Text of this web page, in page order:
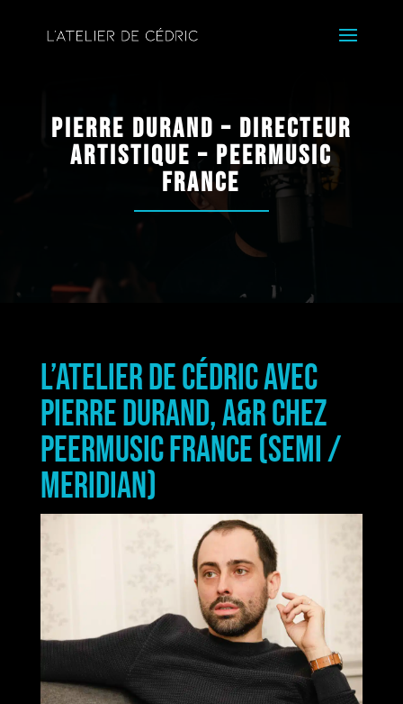
Pierre Durand – Directeur
Artistique – Peermusic
France
L’Atelier de Cédric avec
Pierre Durand, A&R chez
peermusic France (SEMI /
Meridian)